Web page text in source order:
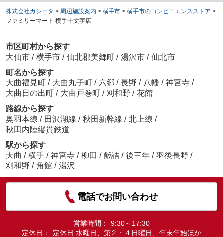
株式会社カシータ > 周辺施設案内 > 横手市 > 横手市のコンビニエンスストア >
ファミリーマート 横手十文字店
市区町村から探す
大仙市 / 横手市 / 仙北郡美郷町 / 湯沢市 / 仙北市
町名から探す
大曲福見町 / 大曲丸子町 / 六郷 / 長野 / 八幡 / 神宮寺 /
大曲日の出町 / 大曲戸巻町 / 刈和野 / 花館
路線から探す
奥羽本線 / 田沢湖線 / 秋田新幹線 / 北上線 /
秋田内陸縦貫鉄道
駅から探す
大曲 / 横手 / 神宮寺 / 柳田 / 飯詰 / 後三年 / 羽後長野 /
刈和野 / 角館 / 湯沢
電話でお問い合わせ
営業時間：
9:30～17:30
定休日：
定休日:水曜日、第２・４日曜日、年末年始ほか